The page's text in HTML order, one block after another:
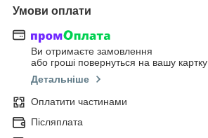
Умови оплати
Ви отримаєте замовлення
або гроші повернуться на вашу картку
Детальніше
Оплатити частинами
Післяплата